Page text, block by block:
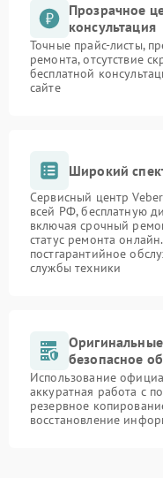
Прозрачное
консультация
Точные прайс-листы,
ремонта, отсутствие
бесплатной
сайте
Широкий
Сервисный центр
всей РФ, бесплатную
включая срочный
статус ремонта
постгарантийное
службы техники
безопасное
Использование
аккуратная работа с
резервное
восстановление